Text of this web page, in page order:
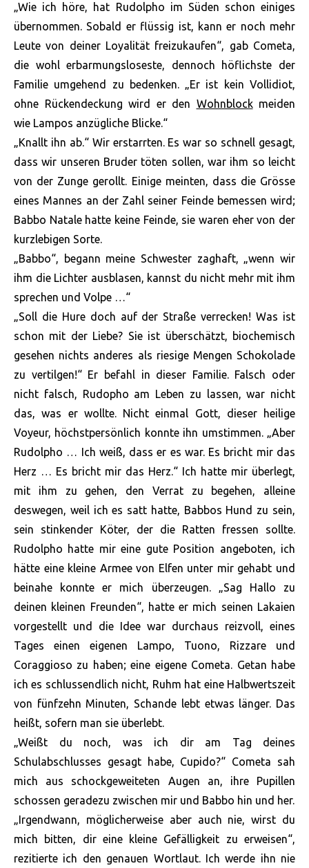
„Wie ich höre, hat Rudolpho im Süden schon einiges
übernommen. Sobald er flüssig ist, kann er noch mehr
Leute von deiner Loyalität freizukaufen“, gab Cometa,
die wohl erbarmungsloseste, dennoch höflichste der
Familie umgehend zu bedenken. „Er ist kein Vollidiot,
ohne Rückendeckung wird er den Wohnblockmeiden
wie Lampos anzügliche Blicke.“
„Knallt ihn ab.“ Wir erstarrten. Es war so schnell gesagt,
dass wir unseren Bruder töten sollen, war ihm so leicht
von der Zunge gerollt. Einige meinten, dass die Grösse
eines Mannes an der Zahl seiner Feinde bemessen wird;
Babbo Natale hatte keine Feinde, sie waren eher von der
kurzlebigen Sorte.
„Babbo“, begann meine Schwester zaghaft, „wenn wir
ihm die Lichter ausblasen, kannst du nicht mehr mit ihm
sprechen und Volpe …“
„Soll die Hure doch auf der Straße verrecken! Was ist
schon mit der Liebe? Sie ist überschätzt, biochemisch
gesehen nichts anderes als riesige Mengen Schokolade
zu vertilgen!“ Er befahl in dieser Familie. Falsch oder
nicht falsch, Rudopho am Leben zu lassen, war nicht
das, was er wollte. Nicht einmal Gott, dieser heilige
Voyeur, höchstpersönlich konnte ihn umstimmen. „Aber
Rudolpho … Ich weiß, dass er es war. Es bricht mir das
Herz … Es bricht mir das Herz.“ Ich hatte mir überlegt,
mit ihm zu gehen, den Verrat zu begehen, alleine
deswegen, weil ich es satt hatte, Babbos Hund zu sein,
sein stinkender Köter, der die Ratten fressen sollte.
Rudolpho hatte mir eine gute Position angeboten, ich
hätte eine kleine Armee von Elfen unter mir gehabt und
beinahe konnte er mich überzeugen. „Sag Hallo zu
deinen kleinen Freunden“, hatte er mich seinen Lakaien
vorgestellt und die Idee war durchaus reizvoll, eines
Tages einen eigenen Lampo, Tuono, Rizzare und
Coraggioso zu haben; eine eigene Cometa. Getan habe
ich es schlussendlich nicht, Ruhm hat eine Halbwertszeit
von fünfzehn Minuten, Schande lebt etwas länger. Das
heißt, sofern man sie überlebt.
„Weißt du noch, was ich dir am Tag deines
Schulabschlusses gesagt habe, Cupido?“ Cometa sah
mich aus schockgeweiteten Augen an, ihre Pupillen
schossen geradezu zwischen mir und Babbo hin und her.
„Irgendwann, möglicherweise aber auch nie, wirst du
mich bitten, dir eine kleine Gefälligkeit zu erweisen“,
rezitierte ich den genauen Wortlaut. Ich werde ihn nie